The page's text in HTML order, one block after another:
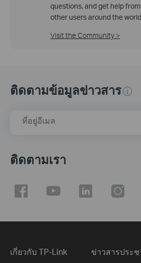
questions, and get help
other users around the
Visit the Community >
ติดตามข้อมูลข่าวสาร
ที่อยู่อีเมล
ติดตามเรา
เกี่ยวกับ TP-Link ข่าวสารประ